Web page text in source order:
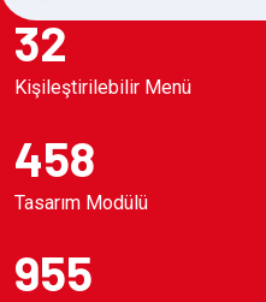
32
Kişileştirilebilir Menü
458
Tasarım Modülü
955